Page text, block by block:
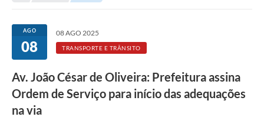
Rotativo
Atendimento
Transparência
Prefeitura
AGO
08
08 AGO 2025
TRANSPORTE E TRÂNSITO
Av. João César de Oliveira: Prefeitura assina
Ordem de Serviço para início das adequações
na via